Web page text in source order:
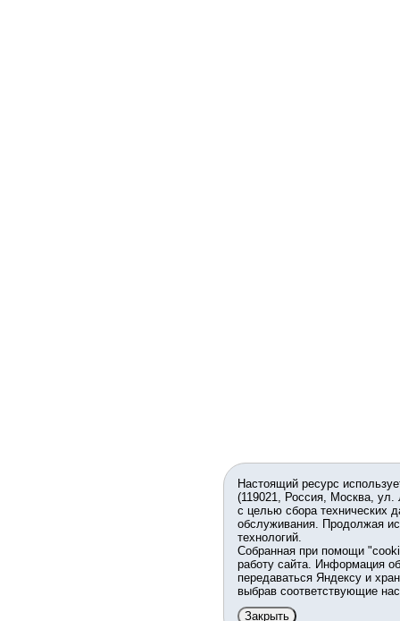
Настоящий ресурс
(119021, Россия, Москва,
с целью сбора технических
обслуживания. Продолжая
технологий.
Собранная при помощи
работу сайта. Информация
передаваться Яндексу и
выбрав соответствующие
Закрыть